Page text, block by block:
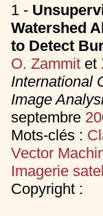
1 -
Watershed
to Detect
O. Zammitet
International
Image
septembre
Mots-clés :
Vector
Imagerie
Copyright :